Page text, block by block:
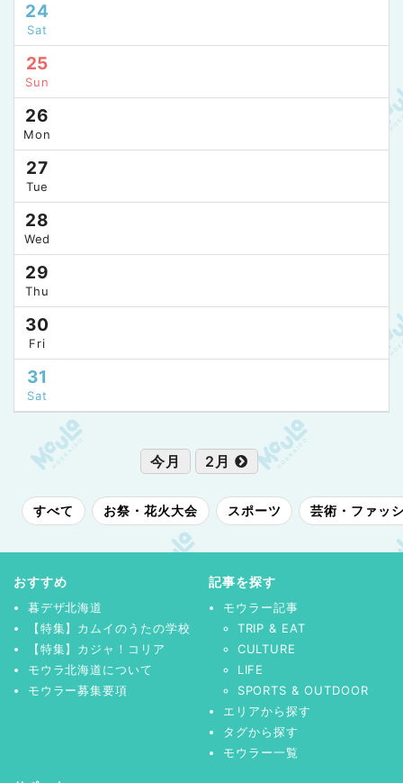
24
Sat
25
Sun
26
Mon
27
Tue
28
Wed
29
Thu
30
Fri
31
Sat
今月 2月
すべて お祭・花火大会 スポーツ 芸術・ファッ
おすすめ
暮デザ北海道
【特集】カムイのうたの学校
【特集】カジャ！コリア
モウラ北海道について
モウラー募集要項
記事を探す
モウラー記事
TRIP & EAT
CULTURE
LIFE
SPORTS & OUTDOOR
エリアから探す
タグから探す
モウラー一覧